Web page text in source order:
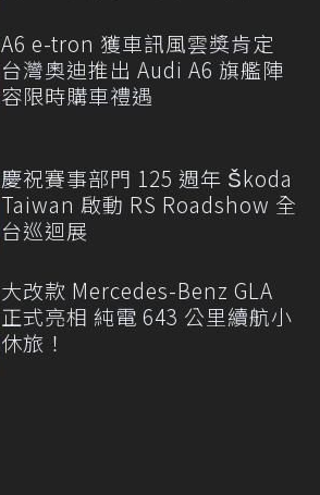
A6 e-tron 獲車訊風雲獎肯定
台灣奧迪推出 Audi A6 旗艦陣
容限時購車禮遇
慶祝賽事部門 125 週年 Škoda
Taiwan 啟動 RS Roadshow 全
台巡迴展
大改款 Mercedes-Benz GLA
正式亮相 純電 643 公里續航小
休旅！